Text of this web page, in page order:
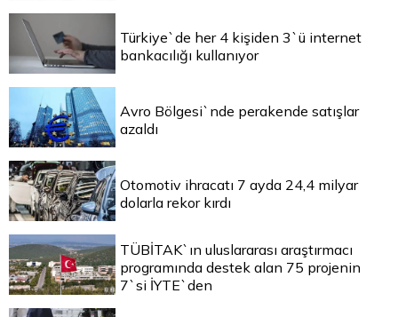
Türkiye`de her 4 kişiden 3`ü internet
bankacılığı kullanıyor
Avro Bölgesi`nde perakende satışlar
azaldı
Otomotiv ihracatı 7 ayda 24,4 milyar
dolarla rekor kırdı
TÜBİTAK`ın uluslararası araştırmacı
programında destek alan 75 projenin
7`si İYTE`den